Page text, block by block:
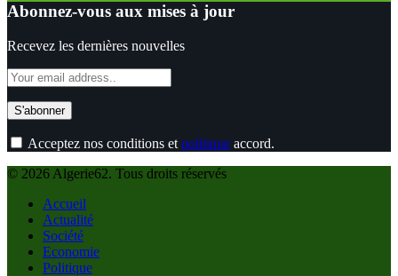
Abonnez-vous aux mises à jour
Recevez les dernières nouvelles
Acceptez nos conditions et politique accord.
© 2026 Algerie62. Tous droits réservés
Accueil
Actualité
Société
Economie
Politique